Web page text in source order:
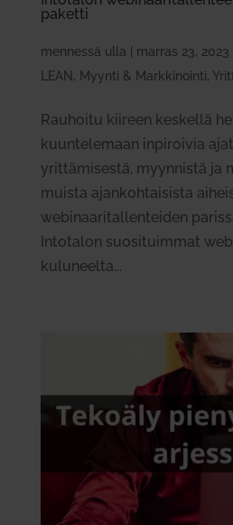
pa­ketti
mennessä ulla marras 23, 2023
LEAN , Myynti & Markkinointi,
Rauhoitu kiireen keskellä
kuuntelemaan inpiroivia
yrittämisestä, myynnistä ja
muista ajankohtaisista
webinaaritallenteiden
Intotalon suosituimmat
kuluneelta...